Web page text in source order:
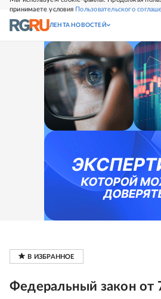
принимаете условия Пользовательского
СВЕЖИЙ НОМЕР
ЛЕНТА НОВОСТЕЙ
Федеральный закон от